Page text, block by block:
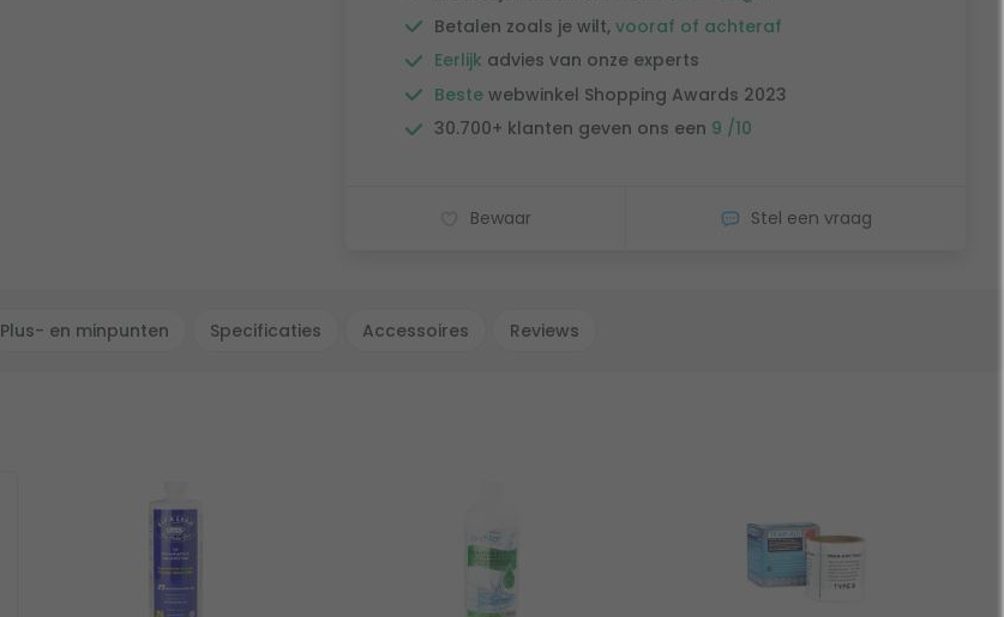
Betalen zoals je wilt, vooraf of achteraf
Eerlijk advies van onze experts
Bestewebwinkel Shopping Awards 2023
30.700+ klanten geven ons een 9 /10
Bewaar Stel een vraag
Plus- en minpunten Specificaties Accessoires Reviews